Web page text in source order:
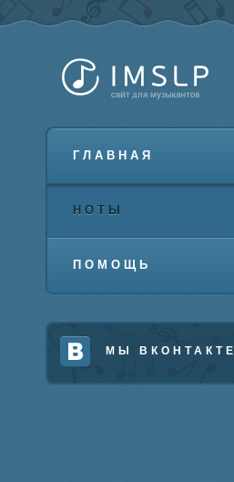
ГЛАВНАЯ
НОТЫ
ПОМОЩЬ
МЫ ВКОНТАКТЕ